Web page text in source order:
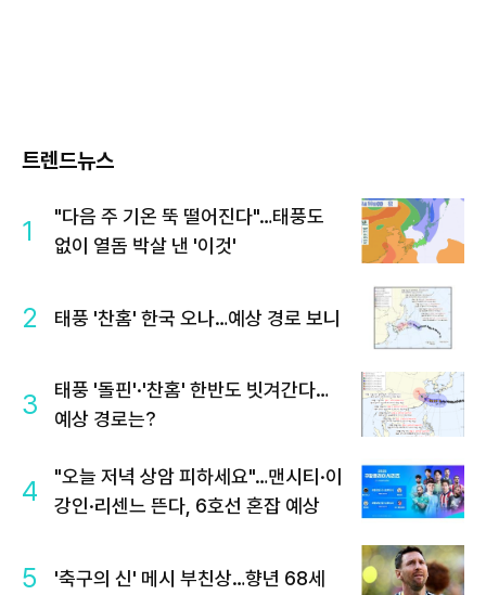
트렌드뉴스
1
"다음 주 기온 뚝 떨어진다"…태풍도
없이 열돔 박살 낸 '이것'
2 태풍 '찬홈' 한국 오나…예상 경로 보니
3
태풍 '돌핀'·'찬홈' 한반도 빗겨간다…
예상 경로는?
4
"오늘 저녁 상암 피하세요"…맨시티·이
강인·리센느 뜬다, 6호선 혼잡 예상
5 '축구의 신' 메시 부친상…향년 68세